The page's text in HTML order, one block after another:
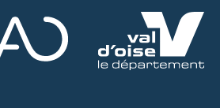
FACEBOOK
MAIL